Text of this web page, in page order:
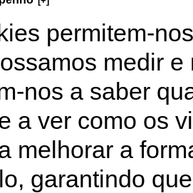
permitem-
medir
nos a saber
a ver como os
melhorar a
garantindo